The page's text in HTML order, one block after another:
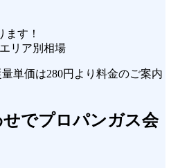
ます！
単価は280円 より料金のご案内
でプロパンガス会